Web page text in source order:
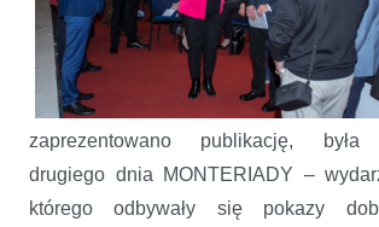
zaprezentowano publikację, była
drugiego dnia MONTERIADY –
którego odbywały się pokazy